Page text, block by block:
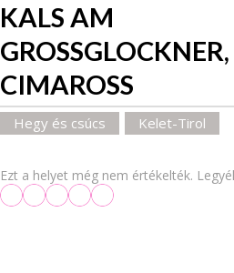
KALS AM
GROSSGLOCKNER, C
IMAROSS
Hegy és csúcs Kelet-Tirol
Ezt a helyet még nem értékelték.